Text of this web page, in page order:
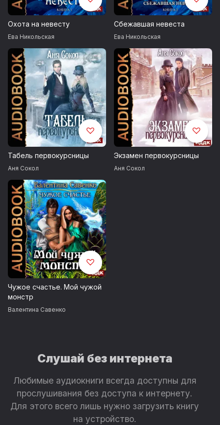
Охота на невесту
Ева Никольская
Сбежавшая невеста
Ева Никольская
Табель первокурсницы
Аня Сокол
Экзамен первокурсницы
Аня Сокол
Чужое счастье. Мой чужой
монстр
Валентина Савенко
Слушай без интернета
Любимые аудиокниги всегда доступны для
прослушивания без доступа к интернету.
Для этого всего лишь нужно загрузить книгу
на устройство.